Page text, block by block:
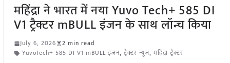
महिंद्रा ने भारत में नया Yuvo Tech+ 585 DI
V1 ट्रैक्टर mBULL इंजन के साथ लॉन्च किया
July 6, 2026
2 min read
YuvoTech+ 585 DI V1 mBULL इंजन, ट्रैक्टर न्यूज़, महिंद्रा ट्रैक्टर